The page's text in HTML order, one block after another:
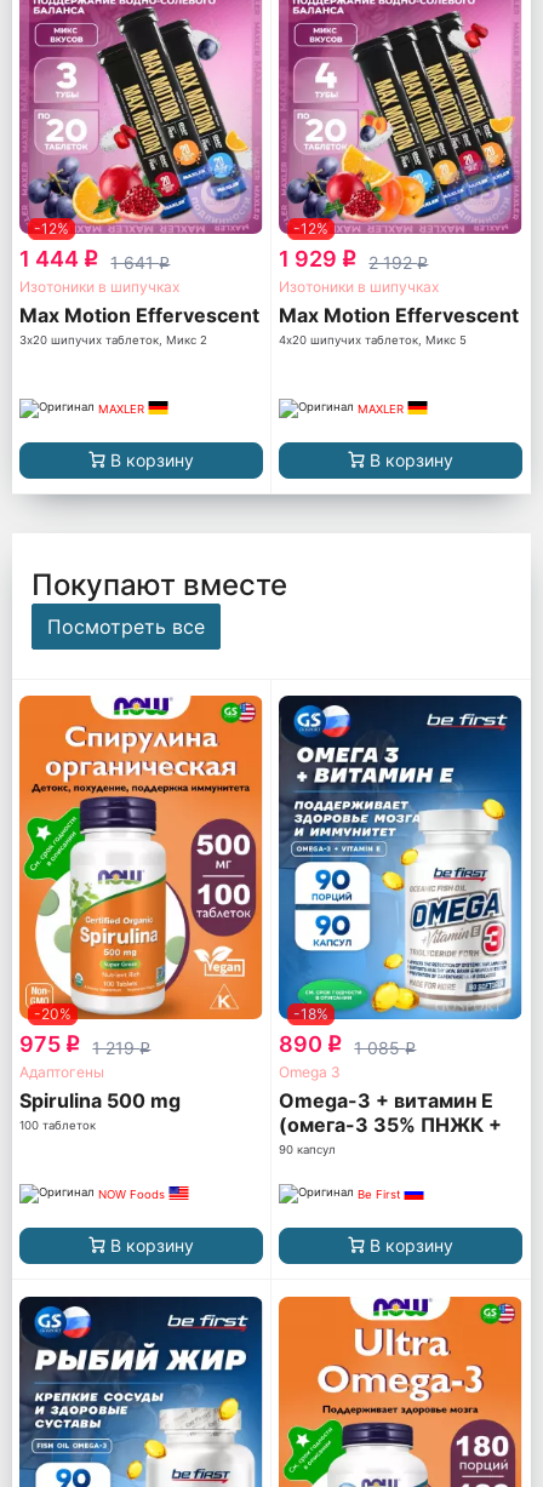
-12%
1 444 q 1 641q
Изотоники в шипучках
Max Motion Effervescent
3х20 шипучих таблеток, Микс 2
MAXLER
В корзину
-12%
1 929 q 2 192q
Изотоники в шипучках
Max Motion Effervescent
4х20 шипучих таблеток, Микс 5
MAXLER
В корзину
Покупают вместе
Посмотреть все
-20%
975 q 1 219q
Адаптогены
Spirulina 500 mg
100 таблеток
NOW Foods
В корзину
-18%
890 q 1 085q
Omega 3
Omega-3 + витамин Е
(омега-3 35% ПНЖК +
витамин Е)
90 капсул
Be First
В корзину